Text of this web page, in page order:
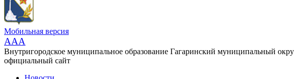
Мобильная версия
AAA
Внутригородское муниципальное образование Гагаринский муниципальный
официальный сайт